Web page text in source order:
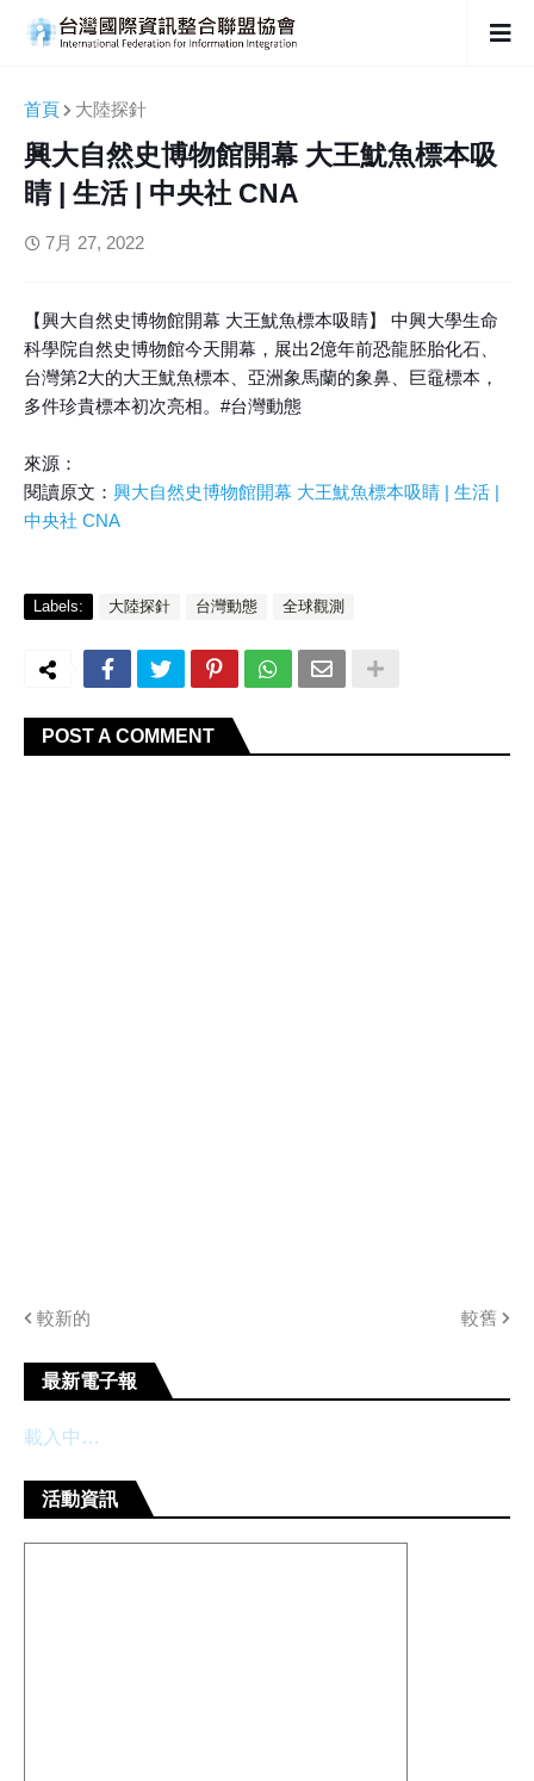
首頁 大陸探針
興大自然史博物館開幕 大王魷魚標本吸
睛 | 生活 | 中央社 CNA
7月 27, 2022
【興大自然史博物館開幕 大王魷魚標本吸睛】 中興大學生命
科學院自然史博物館今天開幕，展出2億年前恐龍胚胎化石、
台灣第2大的大王魷魚標本、亞洲象馬蘭的象鼻、巨黿標本，
多件珍貴標本初次亮相。#台灣動態
來源：
閱讀原文： 興大自然史博物館開幕 大王魷魚標本吸睛 | 生活 |
中央社 CNA
Labels: 大陸探針 台灣動態 全球觀測
POST A COMMENT
較新的 較舊
最新電子報
載入中…
活動資訊